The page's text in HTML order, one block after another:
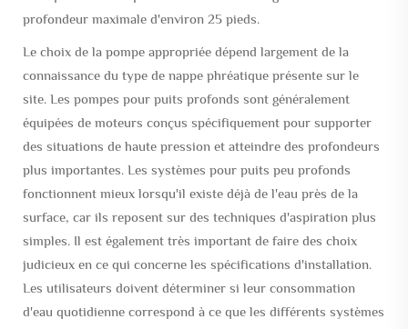
profondeur maximale d'environ 25 pieds.
Le choix de la pompe appropriée dépend largement de la
connaissance du type de nappe phréatique présente sur le
site. Les pompes pour puits profonds sont généralement
équipées de moteurs conçus spécifiquement pour supporter
des situations de haute pression et atteindre des profondeurs
plus importantes. Les systèmes pour puits peu profonds
fonctionnent mieux lorsqu'il existe déjà de l'eau près de la
surface, car ils reposent sur des techniques d'aspiration plus
simples. Il est également très important de faire des choix
judicieux en ce qui concerne les spécifications d'installation.
Les utilisateurs doivent déterminer si leur consommation
d'eau quotidienne correspond à ce que les différents systèmes